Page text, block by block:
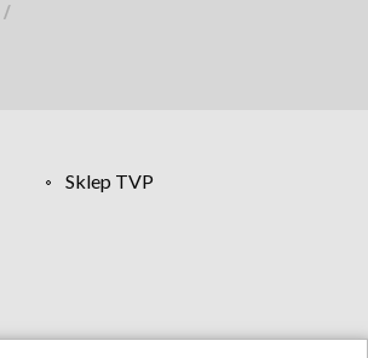
/
Sklep TVP